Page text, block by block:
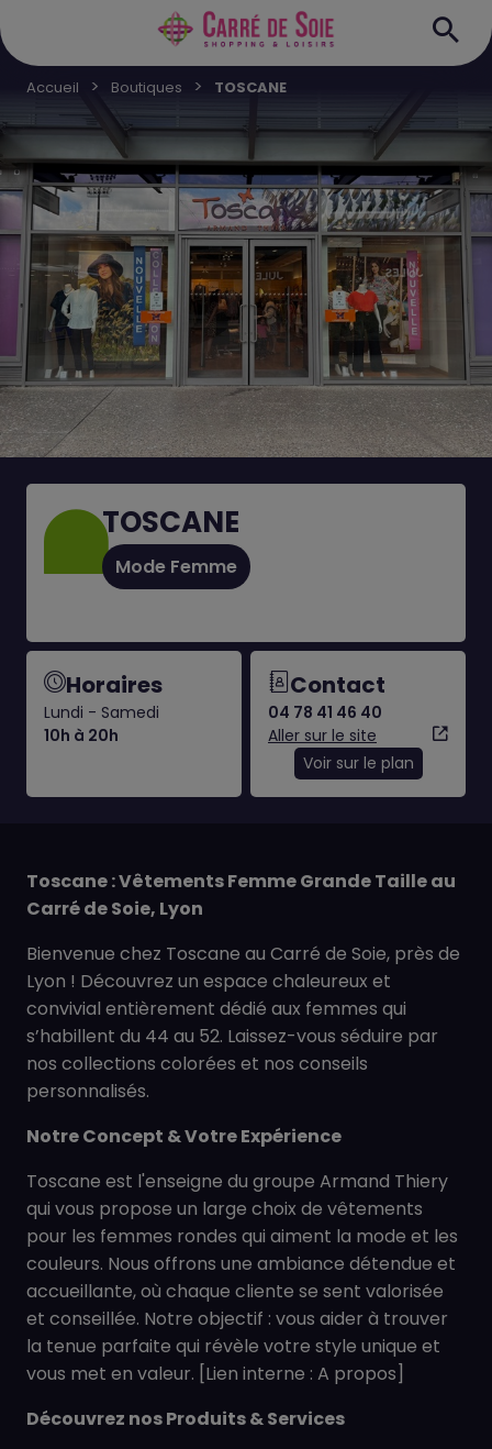
Accueil Boutiques TOSCANE
TOSCANE
Mode Femme
Horaires
Lundi - Samedi
10h à 20h
Contact
04 78 41 46 40
Aller sur le site
Voir sur le plan
Toscane : Vêtements Femme Grande Taille au
Carré de Soie, Lyon
Bienvenue chez Toscane au Carré de Soie, près de
Lyon ! Découvrez un espace chaleureux et
convivial entièrement dédié aux femmes qui
s’habillent du 44 au 52. Laissez-vous séduire par
nos collections colorées et nos conseils
personnalisés.
Notre Concept & Votre Expérience
Toscane est l'enseigne du groupe Armand Thiery
qui vous propose un large choix de vêtements
pour les femmes rondes qui aiment la mode et les
couleurs. Nous offrons une ambiance détendue et
accueillante, où chaque cliente se sent valorisée
et conseillée. Notre objectif : vous aider à trouver
la tenue parfaite qui révèle votre style unique et
vous met en valeur. [Lien interne : A propos]
Découvrez nos Produits & Services